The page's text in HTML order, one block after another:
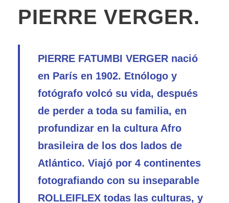
PIERRE VERGER.
PIERRE FATUMBI VERGER nació
en París en 1902. Etnólogo y
fotógrafo volcó su vida, después
de perder a toda su familia, en
profundizar en la cultura Afro
brasileira de los dos lados de
Atlántico. Viajó por 4 continentes
fotografiando con su inseparable
ROLLEIFLEX todas las culturas, y